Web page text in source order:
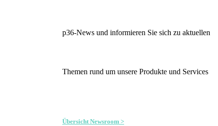
p36-News und informieren Sie sich zu aktuellen
Themen rund um unsere Produkte und Services
Übersicht Newsroom >